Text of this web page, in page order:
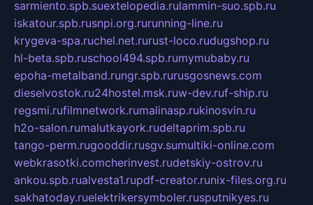
sarmiento.spb.suextelopedia.rulammin-suo.spb.ru
iskatour.spb.rusnpi.org.rurunning-line.ru
krygeva-spa.ruchel.net.rurust-loco.rudugshop.ru
hl-beta.spb.ruschool494.spb.rumymubaby.ru
epoha-metalband.rungr.spb.rurusgosnews.com
dieselvostok.ru24hostel.msk.ruw-dev.ruf-ship.ru
regsmi.rufilmnetwork.rumalinasp.rukinosvin.ru
h2o-salon.rumalutkayork.rudeltaprim.spb.ru
tango-perm.rugooddir.rusgv.sumultiki-online.com
webkrasotki.comcherinvest.rudetskiy-ostrov.ru
ankou.spb.rualvesta1.rupdf-creator.runix-files.org.ru
sakhatoday.ruelektrikersymboler.rusputnikyes.ru